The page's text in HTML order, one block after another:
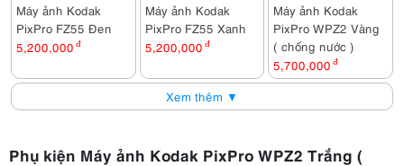
Máy ảnh Kodak
PixPro FZ55 Đen
5,200,000 đ
Máy ảnh Kodak
PixPro FZ55 Xanh
5,200,000 đ
Máy ảnh Kodak
PixPro WPZ2 Vàng
( chống nước )
5,700,000 đ
Xem thêm ▼
Phụ kiện Máy ảnh Kodak PixPro WPZ2 Trắng (